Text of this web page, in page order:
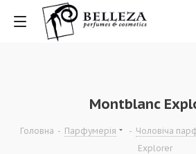
Montblanc
Головна - Парфумерія - Чоловіча
Explorer